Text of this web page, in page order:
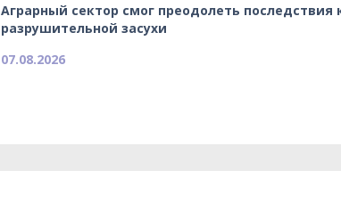
Аграрный сектор смог преодолеть последствия
разрушительной засухи
07.08.2026